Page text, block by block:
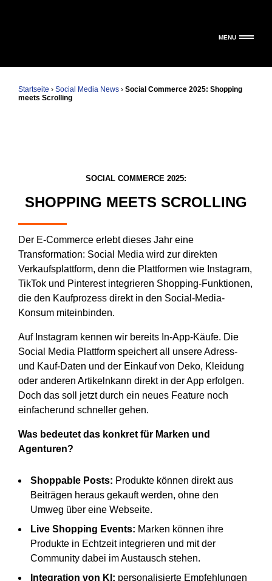
MENU
Startseite › Social Media News › Social Commerce 2025: Shopping
meets Scrolling
SOCIAL COMMERCE 2025:
SHOPPING MEETS SCROLLING
Der E-Commerce erlebt dieses Jahr eine
Transformation: Social Media wird zur direkten
Verkaufsplattform, denn die Plattformen wie Instagram,
TikTok und Pinterest integrieren Shopping-Funktionen,
die den Kaufprozess direkt in den Social-Media-
Konsum miteinbinden.
Auf Instagram kennen wir bereits In-App-Käufe. Die
Social Media Plattform speichert all unsere Adress-
und Kauf-Daten und der Einkauf von Deko, Kleidung
oder anderen Artikelnkann direkt in der App erfolgen.
Doch das soll jetzt durch ein neues Feature noch
einfacherund schneller gehen.
Was bedeutet das konkret für Marken und
Agenturen?
Shoppable Posts: Produkte können direkt aus
Beiträgen heraus gekauft werden, ohne den
Umweg über eine Webseite.
Live Shopping Events: Marken können ihre
Produkte in Echtzeit integrieren und mit der
Community dabei im Austausch stehen.
Integration von KI: personalisierte Empfehlungen